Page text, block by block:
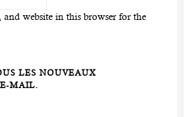
and website in this browser for the
LES NOUVEAUX
MAIL.